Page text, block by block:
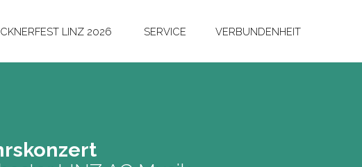
LINZ 2026 SERVICE VERBUNDENHEIT